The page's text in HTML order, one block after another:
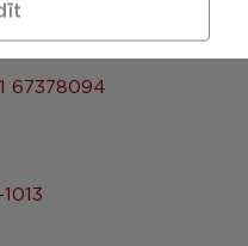
67378094